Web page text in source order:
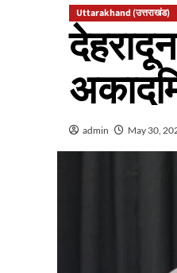
Uttarakhand (उत्तराखंड)
admin May 30,